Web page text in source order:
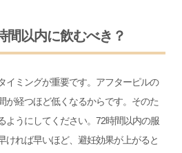
間以内に飲むべき？
イミングが重要です。アフターピルの
が経つほど低くなるからです。そのた
ようにしてください。72時間以内の服
ければ早いほど、避妊効果が上がると